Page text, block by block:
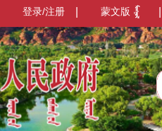
蒙文版
登录/注册